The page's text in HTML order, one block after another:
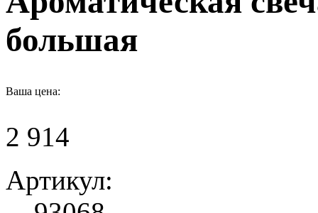
большая
Ваша цена:
2 914
Артикул: